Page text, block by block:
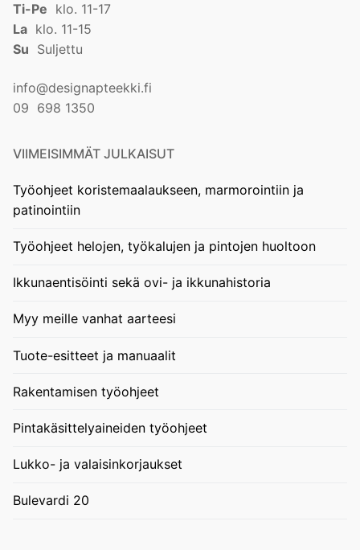
Ti-Pe klo. 11-17
La klo. 11-15
Su Suljettu
info@designapteekki.fi
09 698 1350
VIIMEISIMMÄT JULKAISUT
Työohjeet koristemaalaukseen, marmorointiin ja
patinointiin
Työohjeet helojen, työkalujen ja pintojen huoltoon
Ikkunaentisöinti sekä ovi- ja ikkunahistoria
Myy meille vanhat aarteesi
Tuote-esitteet ja manuaalit
Rakentamisen työohjeet
Pintakäsittelyaineiden työohjeet
Lukko- ja valaisinkorjaukset
Bulevardi 20